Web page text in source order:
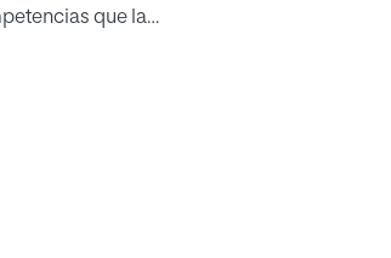
que la
a las distintas clases de
competencias para el
finalmente, que